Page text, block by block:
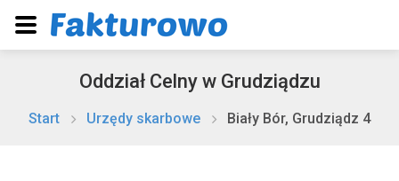
Oddział Celny w Grudziądzu
Start Urzędy skarbowe Biały Bór, Grudziądz 4